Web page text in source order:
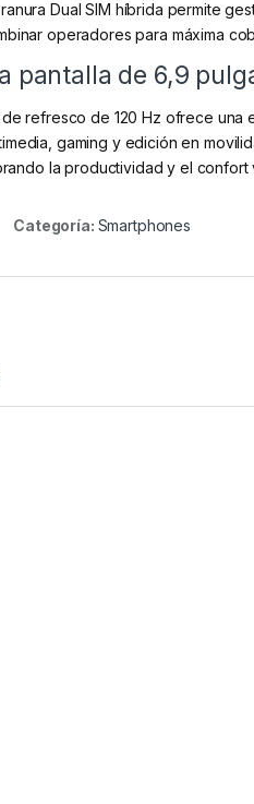
Dual SIM híbrida permite
operadores para máxima
pantalla de 6,9
refresco de 120 Hz ofrece una
gaming y edición en
la productividad y el confort
Categoría: Smartphones